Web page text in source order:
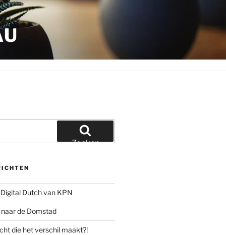
Zoeken
Dutch van KPN
de Domstad
die het verschil maakt?!